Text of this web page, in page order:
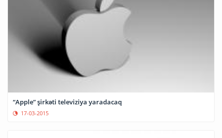
“Apple” şirkəti televiziya yaradacaq
17-03-2015